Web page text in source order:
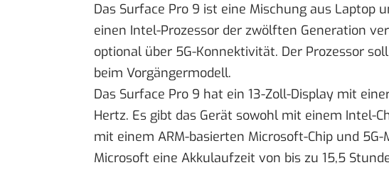
Das Surface Pro 9 ist eine Mischung aus Laptop
einen Intel-Prozessor der zwölften Generation
optional über 5G-Konnektivität. Der Prozessor
beim Vorgängermodell.
Das Surface Pro 9 hat ein 13-Zoll-Display mit
Hertz. Es gibt das Gerät sowohl mit einem Intel-
mit einem ARM-basierten Microsoft-Chip und
Microsoft eine Akkulaufzeit von bis zu 15,5